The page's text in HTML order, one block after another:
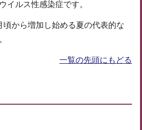
イルス性感染症です。
頃から増加し始める夏の代表的な
一覧の先頭にもどる